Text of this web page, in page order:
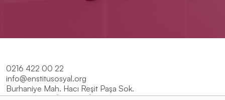
0216 422 00 22
info@enstitusosyal.org
Burhaniye Mah. Hacı Reşit Paşa Sok.